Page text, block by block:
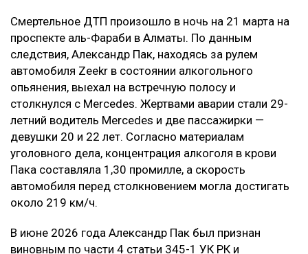
Смертельное ДТП произошло в ночь на 21 марта на
проспекте аль-Фараби в Алматы. По данным
следствия, Александр Пак, находясь за рулем
автомобиля Zeekr в состоянии алкогольного
опьянения, выехал на встречную полосу и
столкнулся с Mercedes. Жертвами аварии стали 29-
летний водитель Mercedes и две пассажирки —
девушки 20 и 22 лет. Согласно материалам
уголовного дела, концентрация алкоголя в крови
Пака составляла 1,30 промилле, а скорость
автомобиля перед столкновением могла достигать
около 219 км/ч.
В июне 2026 года Александр Пак был признан
виновным по части 4 статьи 345-1 УК РК и